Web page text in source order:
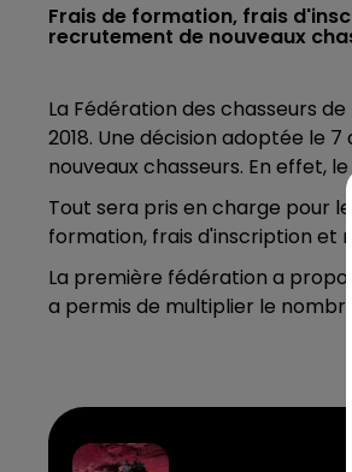
Frais de formation, frais
recrutement de nouveaux
La Fédération des chasseurs
2018. Une décision adoptée le
nouveaux chasseurs. En effet,
Tout sera pris en charge pour
formation, frais d'inscription et
La première fédération a
a permis de multiplier le